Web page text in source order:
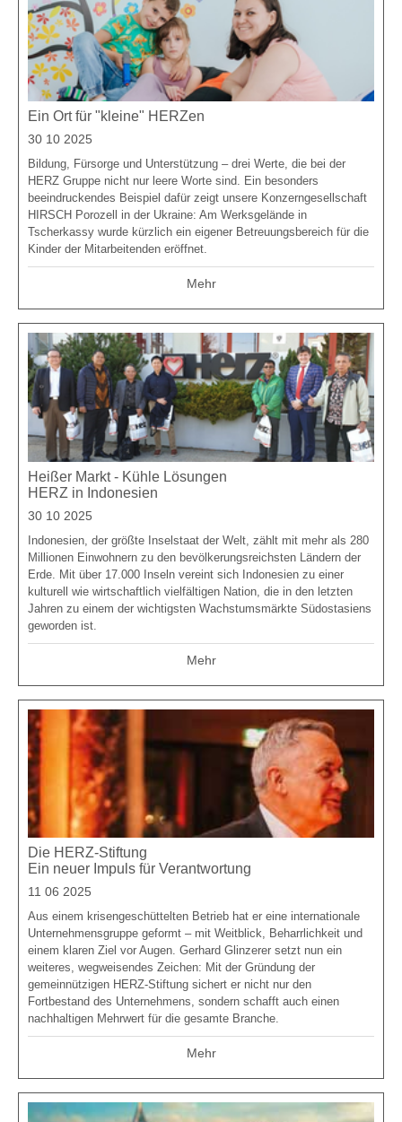
Ein Ort für "kleine" HERZen
30 10 2025
Bildung, Fürsorge und Unterstützung – drei Werte, die bei der
HERZ Gruppe nicht nur leere Worte sind. Ein besonders
beeindruckendes Beispiel dafür zeigt unsere Konzerngesellschaft
HIRSCH Porozell in der Ukraine: Am Werksgelände in
Tscherkassy wurde kürzlich ein eigener Betreuungsbereich für die
Kinder der Mitarbeitenden eröffnet.
Mehr
Heißer Markt - Kühle Lösungen
HERZ in Indonesien
30 10 2025
Indonesien, der größte Inselstaat der Welt, zählt mit mehr als 280
Millionen Einwohnern zu den bevölkerungsreichsten Ländern der
Erde. Mit über 17.000 Inseln vereint sich Indonesien zu einer
kulturell wie wirtschaftlich vielfältigen Nation, die in den letzten
Jahren zu einem der wichtigsten Wachstumsmärkte Südostasiens
geworden ist.
Mehr
Die HERZ-Stiftung
Ein neuer Impuls für Verantwortung
11 06 2025
Aus einem krisengeschüttelten Betrieb hat er eine internationale
Unternehmensgruppe geformt – mit Weitblick, Beharrlichkeit und
einem klaren Ziel vor Augen. Gerhard Glinzerer setzt nun ein
weiteres, wegweisendes Zeichen: Mit der Gründung der
gemeinnützigen HERZ-Stiftung sichert er nicht nur den
Fortbestand des Unternehmens, sondern schafft auch einen
nachhaltigen Mehrwert für die gesamte Branche.
Mehr